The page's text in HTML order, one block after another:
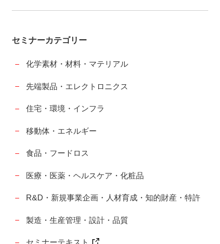
セミナーカテゴリー
化学素材・材料・マテリアル
先端製品・エレクトロニクス
住宅・環境・インフラ
移動体・エネルギー
食品・フードロス
医療・医薬・ヘルスケア・化粧品
R&D・新規事業企画・人材育成・知的財産・特許
製造・生産管理・設計・品質